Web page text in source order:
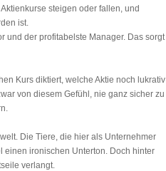
steigen oder fallen, und
ist.
und der profitabelste Manager. Das sorgt
Kurs diktiert, welche Aktie noch lukrativ
von diesem Gefühl, nie ganz sicher zu
Die Tiere, die hier als Unternehmer
einen ironischen Unterton. Doch hinter
verlangt.